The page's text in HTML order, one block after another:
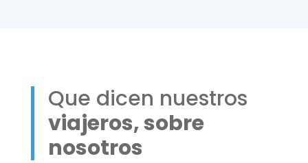
Que dicen nuestros
viajeros, sobre
nosotros